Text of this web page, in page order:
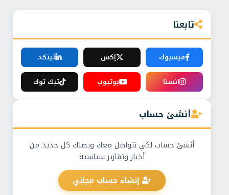
تابعنا
فيسبوك إكس
لينكد
انستا
يوتيوب تيك توك
أنشئ حساب
أنشئ حساب لكي نتواصل معك ويصلك كل جديد من
أخبار وتقارير سياسية
إنشاء حساب مجاني